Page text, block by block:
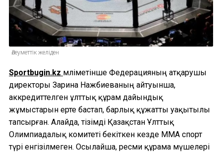
Әлеуметтік желіден
Sportbugin.kz мәліметінше Федерацияның атқарушы
директоры Зарина Нажбиеваның айтуынша,
аккредиттелген ұлттық құрам дайындық
жұмыстарын ерте бастап, барлық құжатты уақытылы
тапсырған. Алайда, тізімді Қазақстан Ұлттық
Олимпиадалық комитеті бекіткен кезде ММА спорт
түрі енгізілмеген. Осылайша, ресми құрама мүшелері